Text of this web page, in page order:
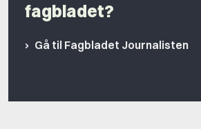
fagbladet?
Gå til Fagbladet Journalisten